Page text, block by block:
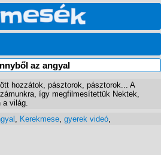
az angyal
hozzátok, pásztorok, pásztorok... A
így megfilmesítettük Nektek,
a világ.
, Kerekmese, gyerek videó,